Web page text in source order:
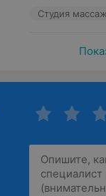
Студия